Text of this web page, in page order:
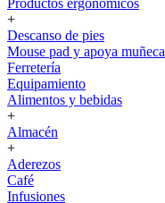
Productos ergonómicos
+
Descanso de pies
Mouse pad y apoya muñeca
Ferretería
Equipamiento
Alimentos y bebidas
+
Almacén
+
Aderezos
Café
Infusiones